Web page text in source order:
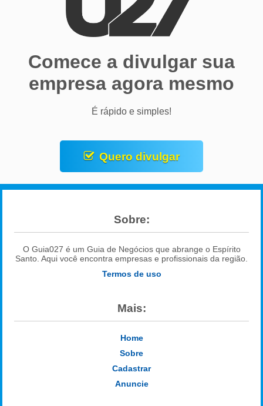
Comece a divulgar sua
empresa agora mesmo
É rápido e simples!
Quero divulgar
Sobre:
O Guia027 é um Guia de Negócios que abrange o Espírito
Santo. Aqui você encontra empresas e profissionais da região.
Termos de uso
Mais:
Home
Sobre
Cadastrar
Anuncie